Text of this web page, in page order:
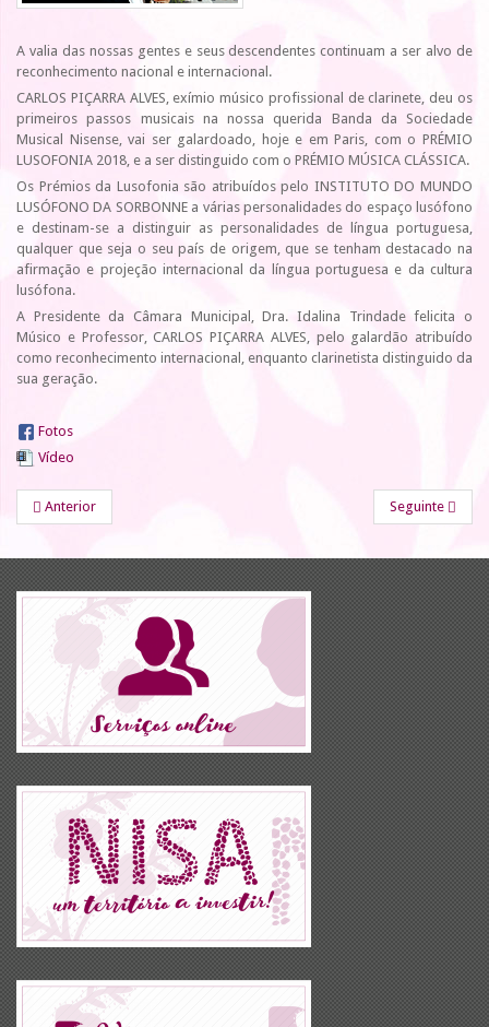
A valia das nossas gentes e seus descendentes continuam a ser alvo de
reconhecimento nacional e internacional.
CARLOS PIÇARRA ALVES, exímio músico profissional de clarinete, deu os
primeiros passos musicais na nossa querida Banda da Sociedade
Musical Nisense, vai ser galardoado, hoje e em Paris, com o PRÉMIO
LUSOFONIA 2018, e a ser distinguido com o PRÉMIO MÚSICA CLÁSSICA.
Os Prémios da Lusofonia são atribuídos pelo INSTITUTO DO MUNDO
LUSÓFONO DA SORBONNE a várias personalidades do espaço lusófono
e destinam-se a distinguir as personalidades de língua portuguesa,
qualquer que seja o seu país de origem, que se tenham destacado na
afirmação e projeção internacional da língua portuguesa e da cultura
lusófona.
A Presidente da Câmara Municipal, Dra. Idalina Trindade felicita o
Músico e Professor, CARLOS PIÇARRA ALVES, pelo galardão atribuído
como reconhecimento internacional, enquanto clarinetista distinguido da
sua geração.
Fotos
Vídeo
Anterior Seguinte